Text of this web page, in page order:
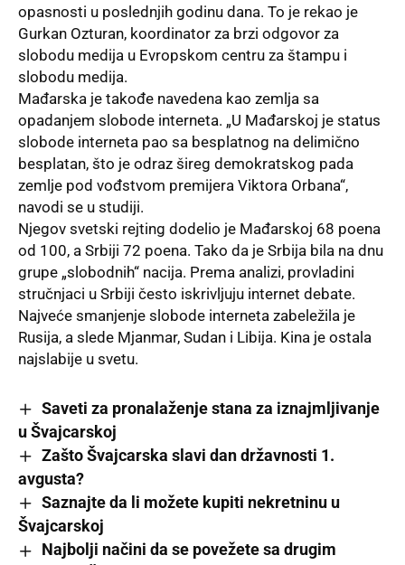
opasnosti u poslednjih godinu dana. To je rekao je
Gurkan Ozturan, koordinator za brzi odgovor za
slobodu medija u Evropskom centru za štampu i
slobodu medija.
Mađarska je takođe navedena kao zemlja sa
opadanjem slobode interneta. „U Mađarskoj je status
slobode interneta pao sa besplatnog na delimično
besplatan, što je odraz šireg demokratskog pada
zemlje pod vođstvom premijera Viktora Orbana“,
navodi se u studiji.
Njegov svetski rejting dodelio je Mađarskoj 68 poena
od 100, a Srbiji 72 poena. Tako da je Srbija bila na dnu
grupe „slobodnih“ nacija. Prema analizi, provladini
stručnjaci u Srbiji često iskrivljuju internet debate.
Najveće smanjenje slobode interneta zabeležila je
Rusija, a slede Mjanmar, Sudan i Libija. Kina je ostala
najslabije u svetu.
Saveti za pronalaženje stana za iznajmljivanje
u Švajcarskoj
Zašto Švajcarska slavi dan državnosti 1.
avgusta?
Saznajte da li možete kupiti nekretninu u
Švajcarskoj
Najbolji načini da se povežete sa drugim